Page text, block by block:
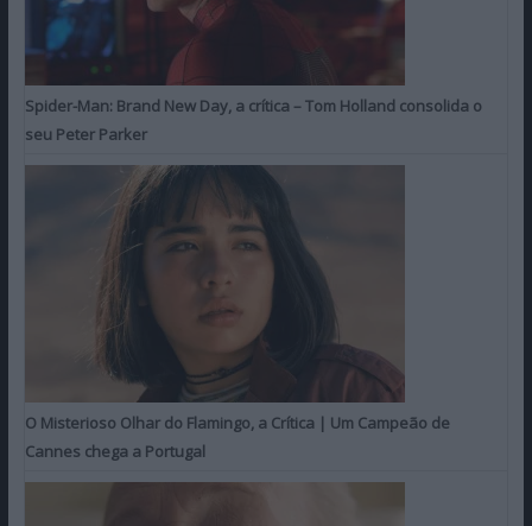
Spider-Man: Brand New Day, a crítica – Tom Holland consolida o
seu Peter Parker
O Misterioso Olhar do Flamingo, a Crítica | Um Campeão de
Cannes chega a Portugal